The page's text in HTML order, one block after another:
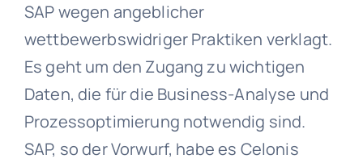
SAP wegen angeblicher
wettbewerbswidriger Praktiken verklagt.
Es geht um den Zugang zu wichtigen
Daten, die für die Business-Analyse und
Prozessoptimierung notwendig sind.
SAP, so der Vorwurf, habe es Celonis